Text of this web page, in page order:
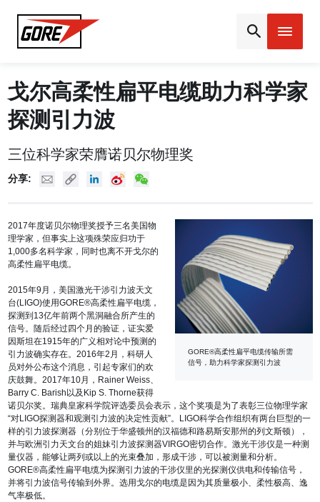
Gore
戈尔高柔性扁平电缆助力科学家
探测引力波
三位科学家荣膺诺贝尔物理奖
分享: Mail Copy URLLinked InNew Weibo
GORE®高柔性扁平电缆传输所需
信号，助力科学家探测引力波
2017年度诺贝尔物理奖授予三名美国物
理学家，但事实上这项殊荣应归功于
1,000多名科学家，同时也离不开戈尔的
高柔性扁平电缆。
2015年9月，美国激光干涉引力波天文
台(LIGO)使用GORE®高柔性扁平电缆，
探测到13亿年前两个黑洞融合所产生的
信号。随后经过四个月的验证，证实爱
因斯坦在1915年的广义相对论中预测的
引力波确实存在。2016年2月，科研人
员对外公布这个消息，引起专家们的欢
庆鼓舞。2017年10月，Rainer Weiss、
Barry C. Barish以及Kip S. Thorne获得
诺贝尔奖。瑞典皇家科学院评选委员会表示，这个奖项是为了表彰三位物理学家
“对LIGO探测器和观测引力波的决定性贡献”。LIGO科学合作组织有两台巨型的一
样的引力波探测器（分别位于华盛顿州的汉福德和路易斯安那州的列文斯顿），
并与欧洲引力天文台的姐妹引力波探测器VIRGO密切合作。激光干涉仪是一种测
量仪器，能够让两列或以上的光束叠加，形成干涉，可以被测量和分析。
GORE®高柔性扁平电缆为探测引力波的干涉仪里的光探测仪供电和传输信号，
并将引力波信号传输到外界。选用戈尔的电缆是因为其质量极小、柔性极高、逸
气率极低。